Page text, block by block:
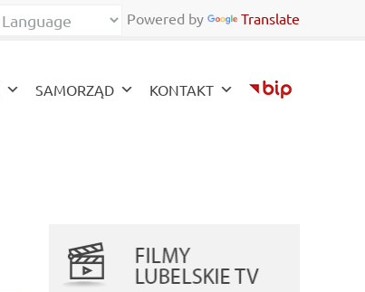
Powered by Translate
SAMORZĄD KONTAKT